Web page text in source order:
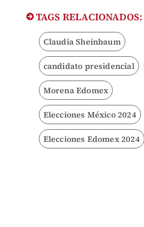
TAGS RELACIONADOS:
Claudia Sheinbaum
candidato presidencial
Morena Edomex
Elecciones México 2024
Elecciones Edomex 2024